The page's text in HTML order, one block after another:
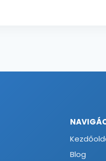
Blog